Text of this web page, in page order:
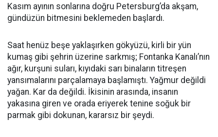
Kasım ayının sonlarına doğru Petersburg’da akşam,
gündüzün bitmesini beklemeden başlardı.
Saat henüz beşe yaklaşırken gökyüzü, kirli bir yün
kumaş gibi şehrin üzerine sarkmış; Fontanka Kanalı’nın
ağır, kurşuni suları, kıyıdaki sarı binaların titreşen
yansımalarını parçalamaya başlamıştı. Yağmur değildi
yağan. Kar da değildi. İkisinin arasında, insanın
yakasına giren ve orada eriyerek tenine soğuk bir
parmak gibi dokunan, kararsız bir şeydi.